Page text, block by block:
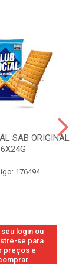
SAB ORIGINAL
6X24G
176494
seu login ou
se para
preços e